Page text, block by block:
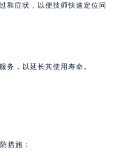
和症状，以便技师快速定位问
务，以延长其使用寿命。
措施：